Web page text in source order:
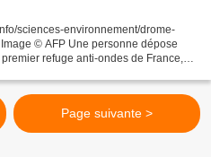
sciences-environnement/drome-
© AFP Une personne dépose
refuge anti-ondes de France,
Page suivante >